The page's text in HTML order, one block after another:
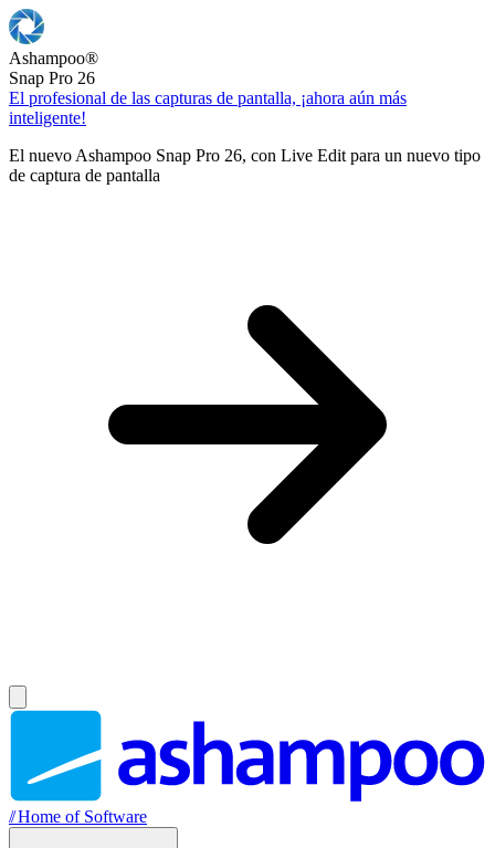
Ashampoo®
Snap Pro 26
El profesional de las capturas de pantalla, ¡ahora aún más
inteligente!
El nuevo Ashampoo Snap Pro 26, con Live Edit para un nuevo tipo
de captura de pantalla
//Home of Software